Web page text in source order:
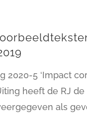
2020-5 ‘Impact
heeft de RJ
als